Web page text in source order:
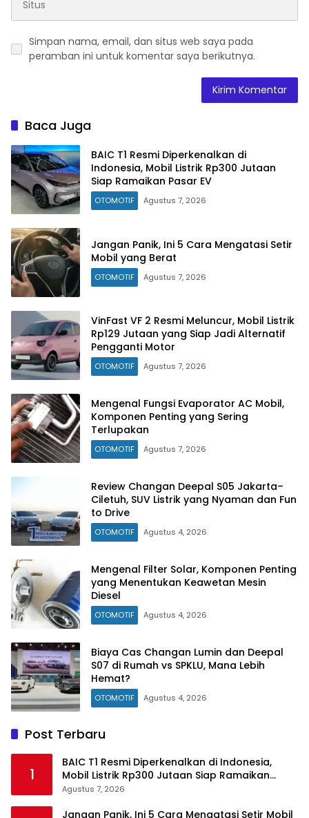
Simpan nama, email, dan situs web saya pada
peramban ini untuk komentar saya berikutnya.
Baca Juga
BAIC T1 Resmi Diperkenalkan di
Indonesia, Mobil Listrik Rp300 Jutaan
Siap Ramaikan Pasar EV
OTOMOTIF Agustus 7, 2026
Jangan Panik, Ini 5 Cara Mengatasi Setir
Mobil yang Berat
OTOMOTIF Agustus 7, 2026
VinFast VF 2 Resmi Meluncur, Mobil Listrik
Rp129 Jutaan yang Siap Jadi Alternatif
Pengganti Motor
OTOMOTIF Agustus 7, 2026
Mengenal Fungsi Evaporator AC Mobil,
Komponen Penting yang Sering
Terlupakan
OTOMOTIF Agustus 7, 2026
Review Changan Deepal S05 Jakarta–
Ciletuh, SUV Listrik yang Nyaman dan Fun
to Drive
OTOMOTIF Agustus 4, 2026
Mengenal Filter Solar, Komponen Penting
yang Menentukan Keawetan Mesin
Diesel
OTOMOTIF Agustus 4, 2026
Biaya Cas Changan Lumin dan Deepal
S07 di Rumah vs SPKLU, Mana Lebih
Hemat?
OTOMOTIF Agustus 4, 2026
Post Terbaru
1
BAIC T1 Resmi Diperkenalkan di Indonesia,
Mobil Listrik Rp300 Jutaan Siap Ramaikan
Pasar EV
Agustus 7, 2026
Jangan Panik, Ini 5 Cara Mengatasi Setir Mobil